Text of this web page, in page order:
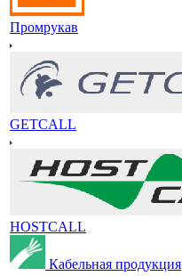
Промрукав
GETCALL
HOSTCALL
Кабельная продукция